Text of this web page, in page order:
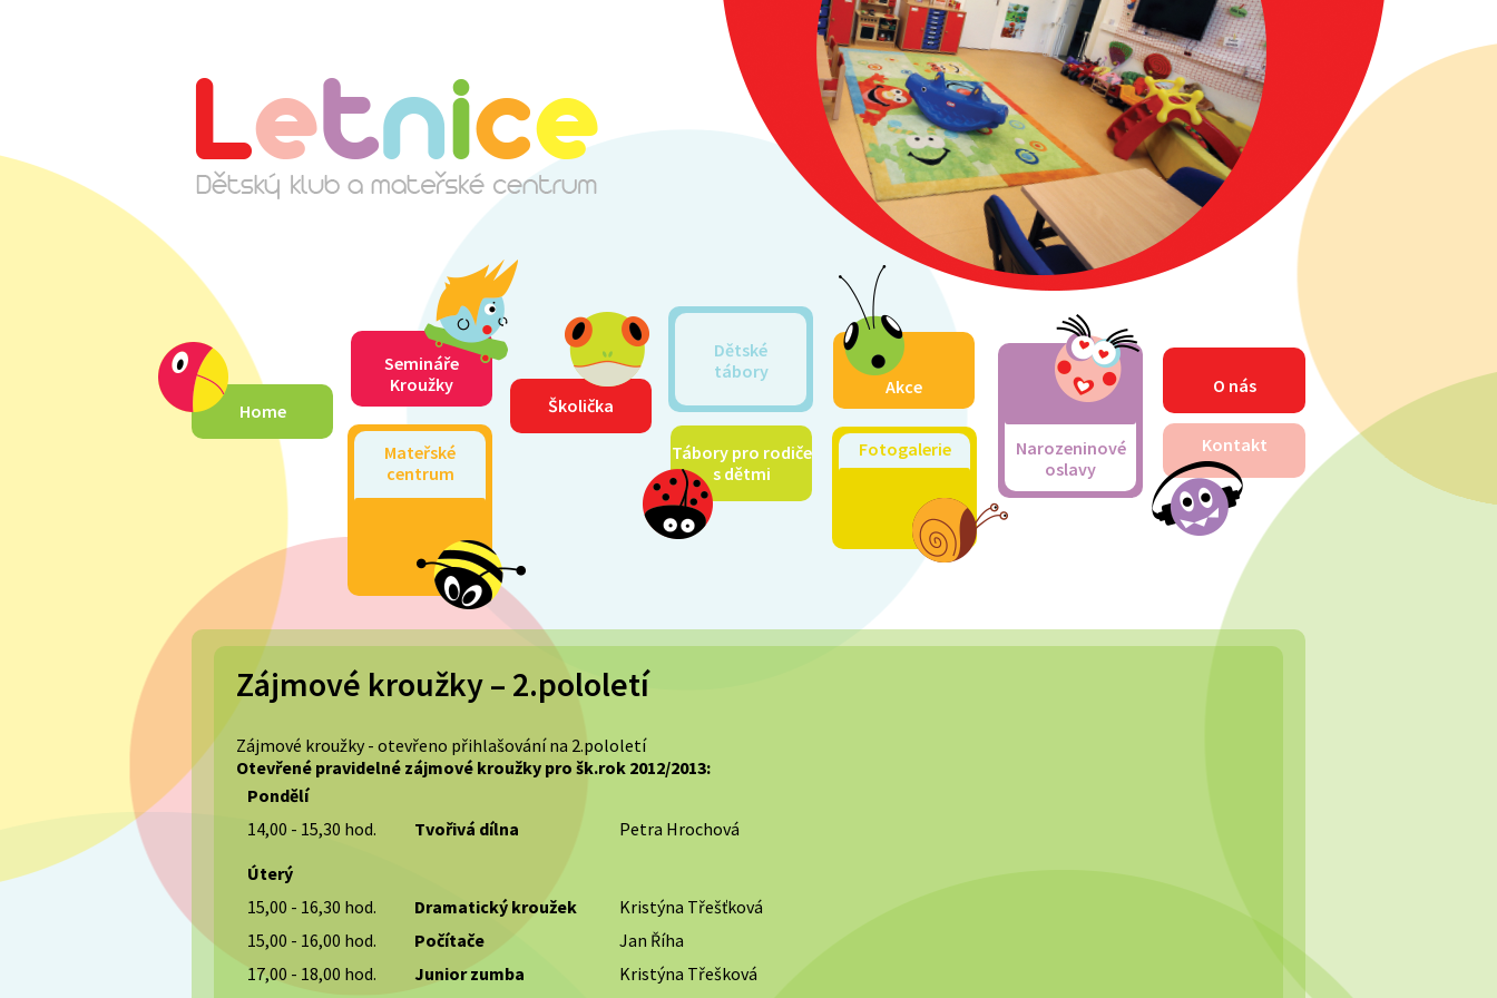
Home
Semináře
Kroužky
Mateřské
centrum
Školička
Dětské
tábory
Tábory pro rodiče
s dětmi
Akce
Fotogalerie
Narozeninové
oslavy
O nás
Kontakt
Zájmové kroužky – 2.pololetí
Zájmové kroužky - otevřeno přihlašování na 2.pololetí
Otevřené pravidelné zájmové kroužky pro šk.rok 2012/2013:
Pondělí
14,00 - 15,30 hod.
Tvořivá dílna
Petra Hrochová
Úterý
15,00 - 16,30 hod.
Dramatický kroužek
Kristýna Třešťková
15,00 - 16,00 hod.
Počítače
Jan Říha
17,00 - 18,00 hod.
Junior zumba Kristýna Třešková